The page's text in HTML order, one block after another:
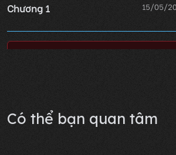
Chương 1 15/05/
Có thể bạn quan tâm